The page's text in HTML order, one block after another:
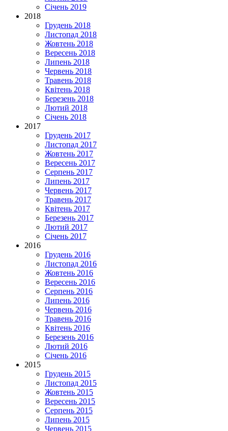
Січень 2019
2018
Грудень 2018
Листопад 2018
Жовтень 2018
Вересень 2018
Липень 2018
Червень 2018
Травень 2018
Квітень 2018
Березень 2018
Лютий 2018
Січень 2018
2017
Грудень 2017
Листопад 2017
Жовтень 2017
Вересень 2017
Серпень 2017
Липень 2017
Червень 2017
Травень 2017
Квітень 2017
Березень 2017
Лютий 2017
Січень 2017
2016
Грудень 2016
Листопад 2016
Жовтень 2016
Вересень 2016
Серпень 2016
Липень 2016
Червень 2016
Травень 2016
Квітень 2016
Березень 2016
Лютий 2016
Січень 2016
2015
Грудень 2015
Листопад 2015
Жовтень 2015
Вересень 2015
Серпень 2015
Липень 2015
Червень 2015